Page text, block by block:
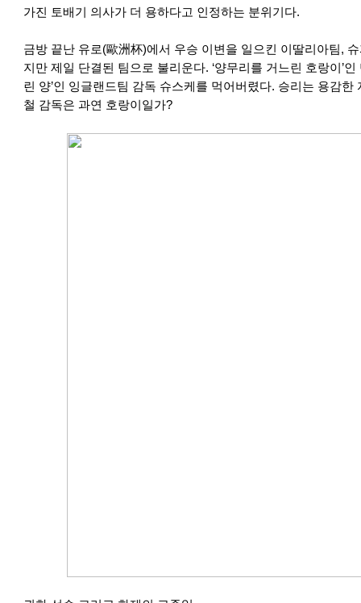
가진 토배기 의사가 더 용하다고 인정하는 분위기다.
금방 끝난 유로(歐洲杯)에서 우승 이변을 일으킨 이딸리아팀,
지만 제일 단결된 팀으로 불리운다. ‘양무리를 거느린 호랑이’
린 양’인 잉글랜드팀 감독 슈스케를 먹어버렸다. 승리는 용감
철 감독은 과연 호랑이일가?